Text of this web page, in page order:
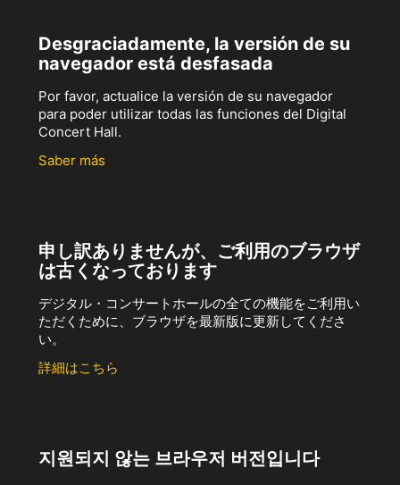
Desgraciadamente, la versión de su
navegador está desfasada
Por favor, actualice la versión de su navegador
para poder utilizar todas las funciones del Digital
Concert Hall.
Saber más
申し訳ありませんが、ご利用のブラウザ
は古くなっております
デジタル・コンサートホールの全ての機能をご利用い
ただくために、ブラウザを最新版に更新してくださ
い。
詳細はこちら
지원되지 않는 브라우저 버전입니다